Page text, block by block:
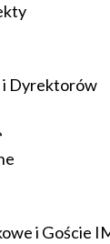
i Dyrektorów
i Goście